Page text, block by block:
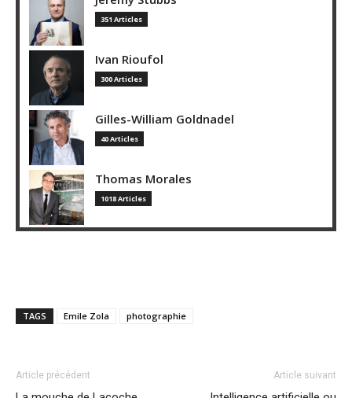
351 Articles
Ivan Rioufol
300 Articles
Gilles-William Goldnadel
40 Articles
Thomas Morales
1018 Articles
TAGS Emile Zola photographie
Article précédent Article suivant